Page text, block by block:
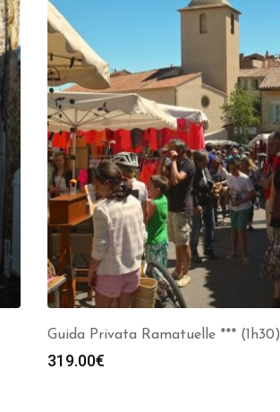
Guida Privata Ramatuelle *** (1h30)
319.00€